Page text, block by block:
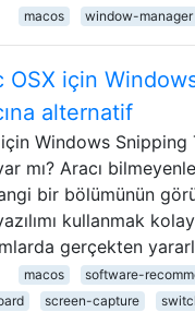
macos window-manager
OSX için
alternatif
için Windows
mı? Aracı
bir bölümünün
kullanmak
gerçekten
macos
software-
screen-capture